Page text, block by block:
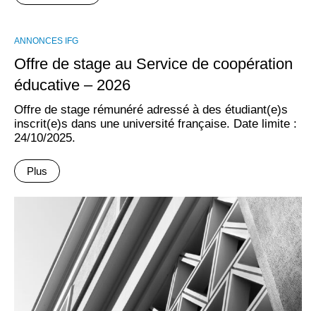
ANNONCES IFG
Offre de stage au Service de coopération
éducative – 2026
Offre de stage rémunéré adressé à des étudiant(e)s
inscrit(e)s dans une université française. Date limite :
24/10/2025.
Plus